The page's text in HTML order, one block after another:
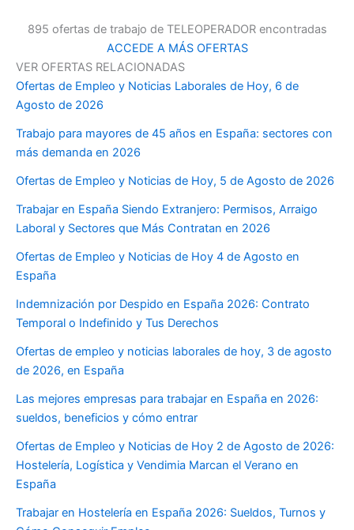
895 ofertas de trabajo de TELEOPERADOR encontradas
ACCEDE A MÁS OFERTAS
VER OFERTAS RELACIONADAS
Ofertas de Empleo y Noticias Laborales de Hoy, 6 de
Agosto de 2026
Trabajo para mayores de 45 años en España: sectores con
más demanda en 2026
Ofertas de Empleo y Noticias de Hoy, 5 de Agosto de 2026
Trabajar en España Siendo Extranjero: Permisos, Arraigo
Laboral y Sectores que Más Contratan en 2026
Ofertas de Empleo y Noticias de Hoy 4 de Agosto en
España
Indemnización por Despido en España 2026: Contrato
Temporal o Indefinido y Tus Derechos
Ofertas de empleo y noticias laborales de hoy, 3 de agosto
de 2026, en España
Las mejores empresas para trabajar en España en 2026:
sueldos, beneficios y cómo entrar
Ofertas de Empleo y Noticias de Hoy 2 de Agosto de 2026:
Hostelería, Logística y Vendimia Marcan el Verano en
España
Trabajar en Hostelería en España 2026: Sueldos, Turnos y